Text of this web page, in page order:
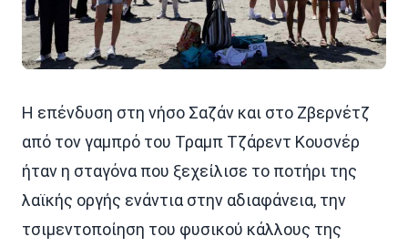
Η επένδυση στη νήσο Σαζάν και στο Ζβερνέτζ
από τον γαμπρό του Τραμπ Tζάρεντ Κουσνέρ
ήταν η σταγόνα που ξεχείλισε το ποτήρι της
λαϊκής οργής ενάντια στην αδιαφάνεια, την
τσιμεντοποίηση του φυσικού κάλλους της